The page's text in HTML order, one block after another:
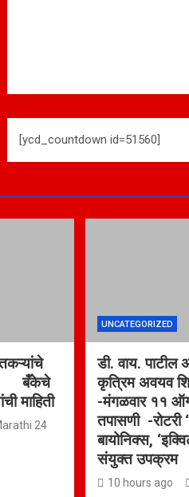
[ycd_countdown id=51560]
बँकेचे
माहिती
24
UNCATEGORIZED
डी. वाय. पाटील
कृत्रिम अवयव
-मंगळवार ११
तपासणी -रोटरी
बायोनिक्स,
संयुक्त उपक्रम
10 hours ago